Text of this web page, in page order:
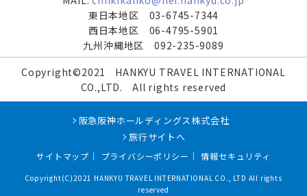
東日本地区 03-6745-7344
西日本地区 06-4795-5901
九州沖縄地区 092-235-9089
Copyright©2021
HANKYU TRAVEL INTERNATIONAL
CO.,LTD.
All rights reserved
阪急阪神ホールディングス株式会社
旅行サイトへ
サイトマップ ｜ プライバシーポリシー ｜ 情報セキュリティ
Copyright(C)2021 HANKYU TRAVEL INTERNATIONAL CO., LTD All rights
reserved